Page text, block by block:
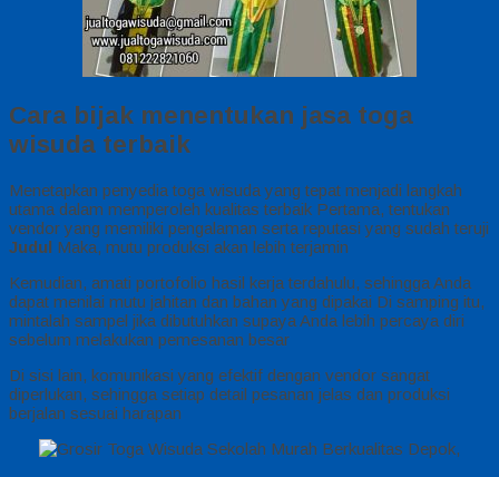
Cara bijak menentukan jasa toga
wisuda terbaik
Menetapkan penyedia toga wisuda yang tepat menjadi langkah
utama dalam memperoleh kualitas terbaik Pertama, tentukan
vendor yang memiliki pengalaman serta reputasi yang sudah teruji
Judul Maka, mutu produksi akan lebih terjamin
Kemudian, amati portofolio hasil kerja terdahulu, sehingga Anda
dapat menilai mutu jahitan dan bahan yang dipakai Di samping itu,
mintalah sampel jika dibutuhkan supaya Anda lebih percaya diri
sebelum melakukan pemesanan besar
Di sisi lain, komunikasi yang efektif dengan vendor sangat
diperlukan, sehingga setiap detail pesanan jelas dan produksi
berjalan sesuai harapan